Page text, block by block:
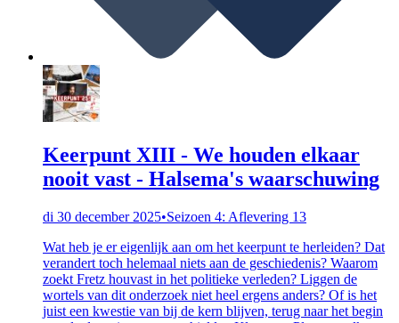
Keerpunt XIII - We houden elkaar
nooit vast - Halsema's waarschuwing
di 30 december 2025•Seizoen 4: Aflevering 13
Wat heb je er eigenlijk aan om het keerpunt te herleiden? Dat
verandert toch helemaal niets aan de geschiedenis? Waarom
zoekt Fretz houvast in het politieke verleden? Liggen de
wortels van dit onderzoek niet heel ergens anders? Of is het
juist een kwestie van bij de kern blijven, terug naar het begin